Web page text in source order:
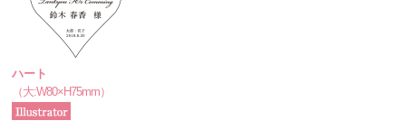
ハート
（大:W80×H75mm）